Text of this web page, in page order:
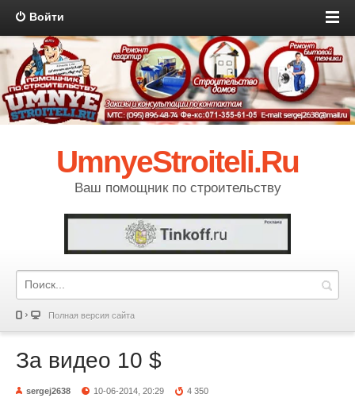
Войти
UmnyeStroiteli.Ru
Ваш помощник по строительству
Полная версия сайта
За видео 10 $
sergej2638 10-06-2014, 20:29 4 350